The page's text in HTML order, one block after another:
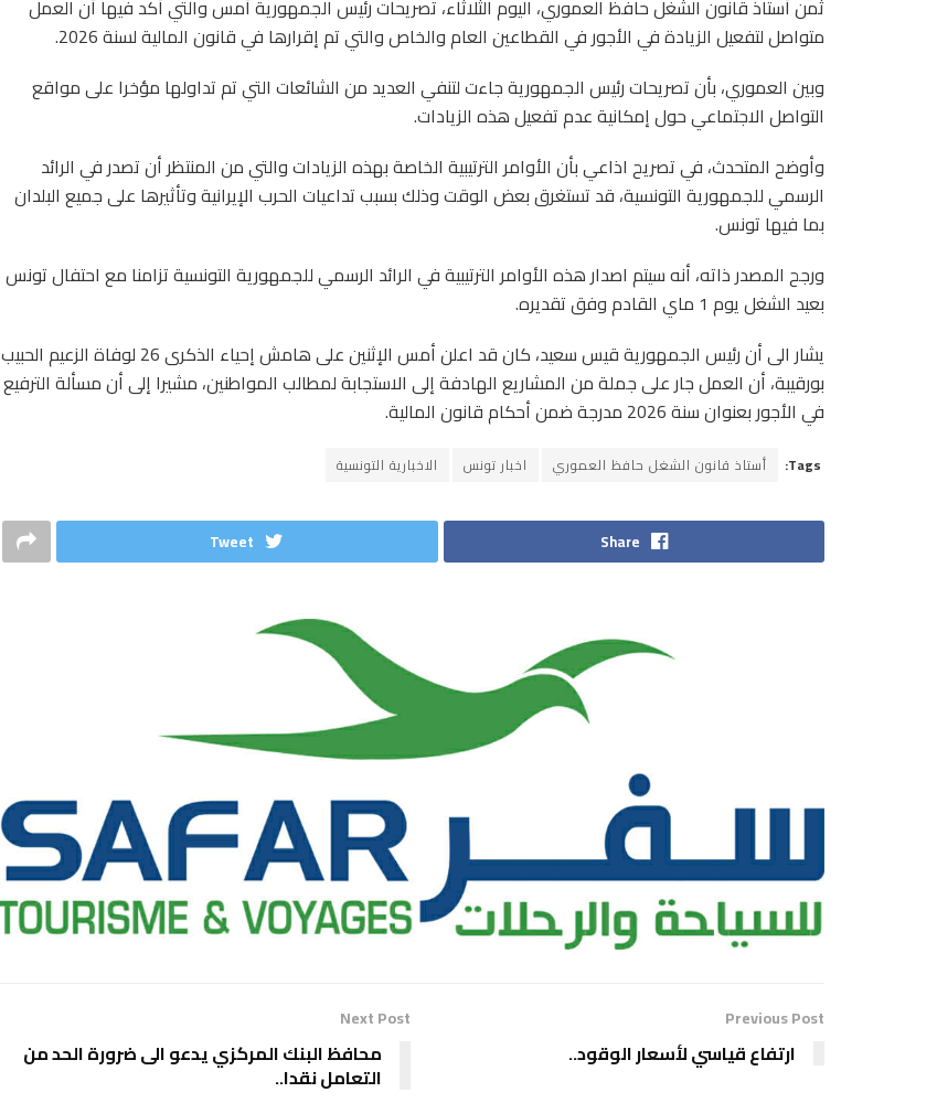
ثمن أستاذ قانون الشغل حافظ العموري، اليوم الثلاثاء، تصريحات رئيس الجمهورية أمس والتي أكد فيها أن العمل
متواصل لتفعيل الزيادة في الأجور في القطاعين العام والخاص والتي تم إقرارها في قانون المالية لسنة 2026.
وبين العموري، بأن تصريحات رئيس الجمهورية جاءت لتنفي العديد من الشائعات التي تم تداولها مؤخرا على مواقع
التواصل الاجتماعي حول إمكانية عدم تفعيل هذه الزيادات.
وأوضح المتحدث، في تصريح اذاعي بأن الأوامر الترتيبية الخاصة بهذه الزيادات والتي من المنتظر أن تصدر في الرائد
الرسمي للجمهورية التونسية، قد تستغرق بعض الوقت وذلك بسبب تداعيات الحرب الإيرانية وتأثيرها على جميع البلدان
بما فيها تونس.
ورجح المصدر ذاته، أنه سيتم اصدار هذه الأوامر الترتيبية في الرائد الرسمي للجمهورية التونسية تزامنا مع احتفال تونس
بعيد الشغل يوم 1 ماي القادم وفق تقديره.
يشار الى أن رئيس الجمهورية قيس سعيد، كان قد اعلن أمس الإثنين على هامش إحياء الذكرى 26 لوفاة الزعيم الحبيب
بورقيبة، أن العمل جار على جملة من المشاريع الهادفة إلى الاستجابة لمطالب المواطنين، مشيرا إلى أن مسألة الترفيع
في الأجور بعنوان سنة 2026 مدرجة ضمن أحكام قانون المالية.
Tags: أستاذ قانون الشغل حافظ العموري اخبار تونس الاخبارية التونسية
Share
Tweet
Previous Post
ارتفاع قياسي لأسعار الوقود..
Next Post
محافظ البنك المركزي يدعو الى ضرورة الحد من
التعامل نقدا..